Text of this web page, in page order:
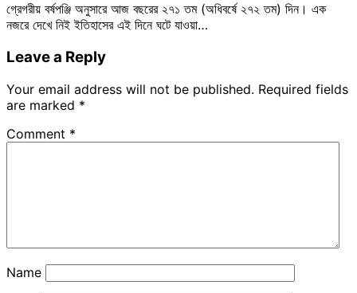
গ্রেগরীয় বর্ষপঞ্জি অনুসারে আজ বছরের ২৭১ তম (অধিবর্ষে ২৭২ তম) দিন। এক
নজরে দেখে নিই ইতিহাসের এই দিনে ঘটে যাওয়া…
Leave a Reply
Your email address will not be published. Required fields
are marked *
Comment *
Name